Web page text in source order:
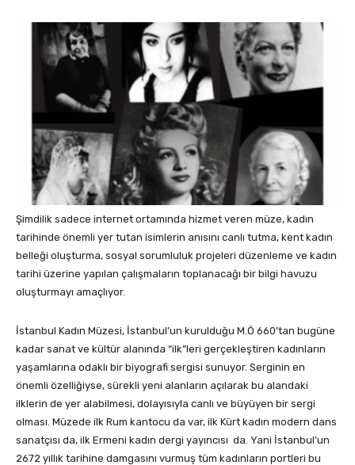
Şimdilik sadece internet ortamında hizmet veren müze, kadın
tarihinde önemli yer tutan isimlerin anısını canlı tutma, kent kadın
belleği oluşturma, sosyal sorumluluk projeleri düzenleme ve kadın
tarihi üzerine yapılan çalışmaların toplanacağı bir bilgi havuzu
oluşturmayı amaçlıyor.
İstanbul Kadın Müzesi, İstanbul’un kurulduğu M.Ö 660’tan bugüne
kadar sanat ve kültür alanında “ilk”leri gerçekleştiren kadınların
yaşamlarına odaklı bir biyografi sergisi sunuyor. Serginin en
önemli özelliğiyse, sürekli yeni alanların açılarak bu alandaki
ilklerin de yer alabilmesi, dolayısıyla canlı ve büyüyen bir sergi
olması. Müzede ilk Rum kantocu da var, ilk Kürt kadın modern dans
sanatçısı da, ilk Ermeni kadın dergi yayıncısı da. Yani İstanbul’un
2672 yıllık tarihine damgasını vurmuş tüm kadınların portleri bu